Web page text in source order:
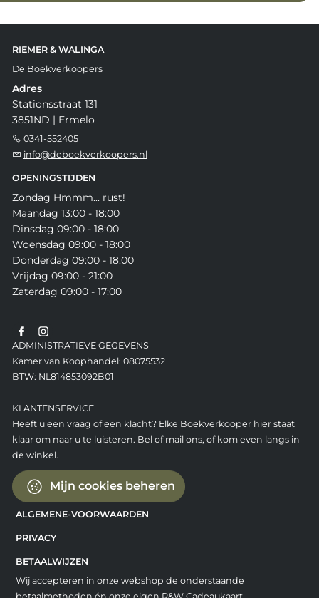
RIEMER & WALINGA
De Boekverkoopers
Adres
Stationsstraat 131
3851ND | Ermelo
0341-552405
info@deboekverkoopers.nl
OPENINGSTIJDEN
Zondag Hmmm... rust!
Maandag 13:00 - 18:00
Dinsdag 09:00 - 18:00
Woensdag 09:00 - 18:00
Donderdag 09:00 - 18:00
Vrijdag 09:00 - 21:00
Zaterdag 09:00 - 17:00
ADMINISTRATIEVE GEGEVENS
Kamer van Koophandel: 08075532
BTW: NL814853092B01
KLANTENSERVICE
Heeft u een vraag of een klacht? Elke Boekverkooper hier staat
klaar om naar u te luisteren. Bel of mail ons, of kom even langs in
de winkel.
Mijn cookies beheren
ALGEMENE-VOORWAARDEN
PRIVACY
BETAALWIJZEN
Wij accepteren in onze webshop de onderstaande